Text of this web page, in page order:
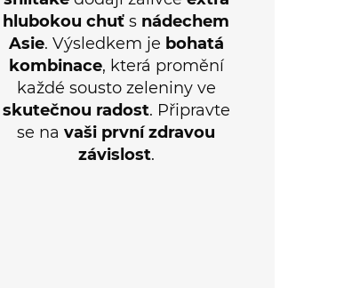
hlubokou chuť s nádechem
Asie. Výsledkem je bohatá
kombinace, která promění
každé sousto zeleniny ve
skutečnou radost. Připravte
se na vaši první zdravou
závislost.